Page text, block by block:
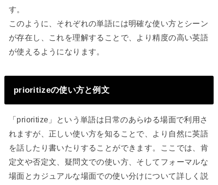
す。
このように、それぞれの単語には明確な使い方とシーン
が存在し、これを理解することで、より精度の高い英語
が使えるようになります。
prioritizeの使い方と例文
「prioritize」という単語は日常のあらゆる場面で利用さ
れますが、正しい使い方を知ることで、より自然に英語
を話したり書いたりすることができます。ここでは、肯
定文や否定文、疑問文での使い方、そしてフォーマルな
場面とカジュアルな場面での使い分けについて詳しく説